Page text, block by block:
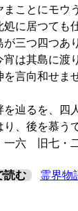
ことにモウ
処に居つても
が三つ四つあ
は其島に渡
を言向和せま
を辿るを、四
、後を慕う
一六 旧七・
読む 霊界物